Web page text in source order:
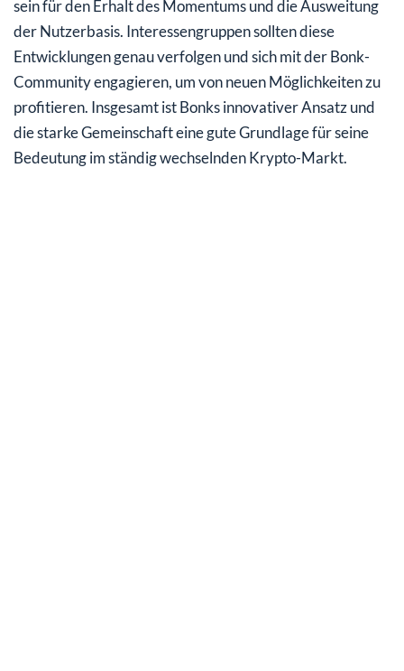
sein für den Erhalt des Momentums und die Ausweitung
der Nutzerbasis. Interessengruppen sollten diese
Entwicklungen genau verfolgen und sich mit der Bonk-
Community engagieren, um von neuen Möglichkeiten zu
profitieren. Insgesamt ist Bonks innovativer Ansatz und
die starke Gemeinschaft eine gute Grundlage für seine
Bedeutung im ständig wechselnden Krypto-Markt.